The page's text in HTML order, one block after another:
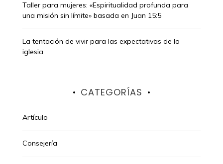
Taller para mujeres: «Espiritualidad profunda para
una misión sin límite» basada en Juan 15:5
La tentación de vivir para las expectativas de la
iglesia
CATEGORÍAS
Artículo
Consejería